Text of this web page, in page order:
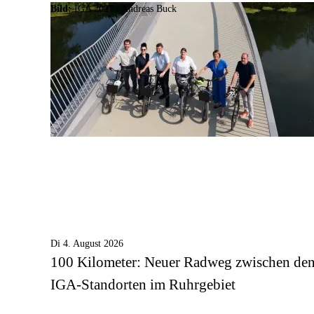
Bild: IGA 2027 / Andreas Buck
Di 4. August 2026
100 Kilometer: Neuer Radweg zwischen
IGA-Standorten im Ruhrgebiet